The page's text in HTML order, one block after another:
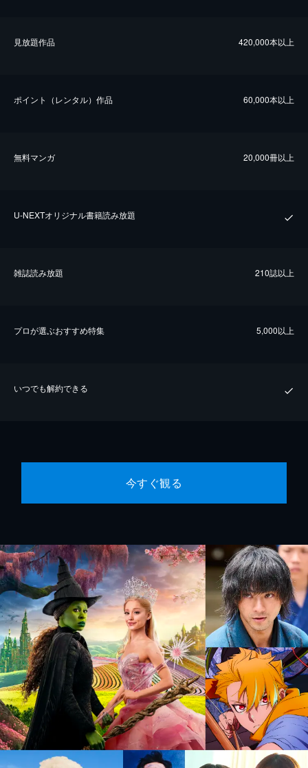
⾒放題作品 420,000本以上
ポイント（レンタル）作品 60,000本以上
無料マンガ 20,000冊以上
U-NEXTオリジナル書籍読み放題
雑誌読み放題 210誌以上
プロが選ぶおすすめ特集 5,000以上
いつでも解約できる
今すぐ観る